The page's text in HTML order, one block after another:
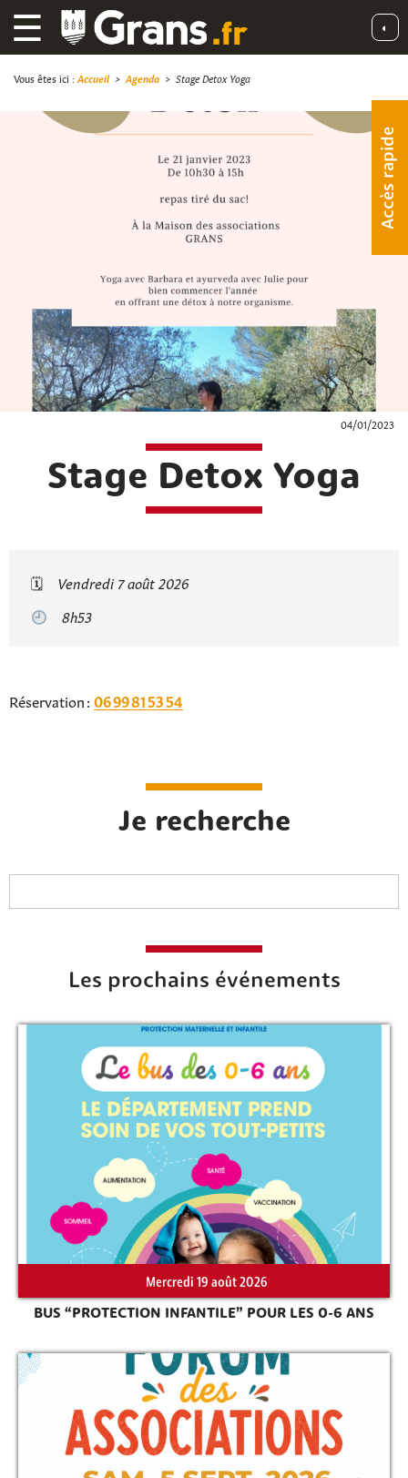
☰ ◐
Accès rapide
Rechercher sur le site
Vous êtes ici : Accueil> Agenda > Stage Detox Yoga
04/01/2023
Stage Detox Yoga
🗓
Vendredi 7 août 2026
8h53
Réservation : 06 99 81 53 54
Je recherche
Les prochains événements
Mercredi 19 août 2026
BUS “PROTECTION INFANTILE” POUR LES 0-6 ANS